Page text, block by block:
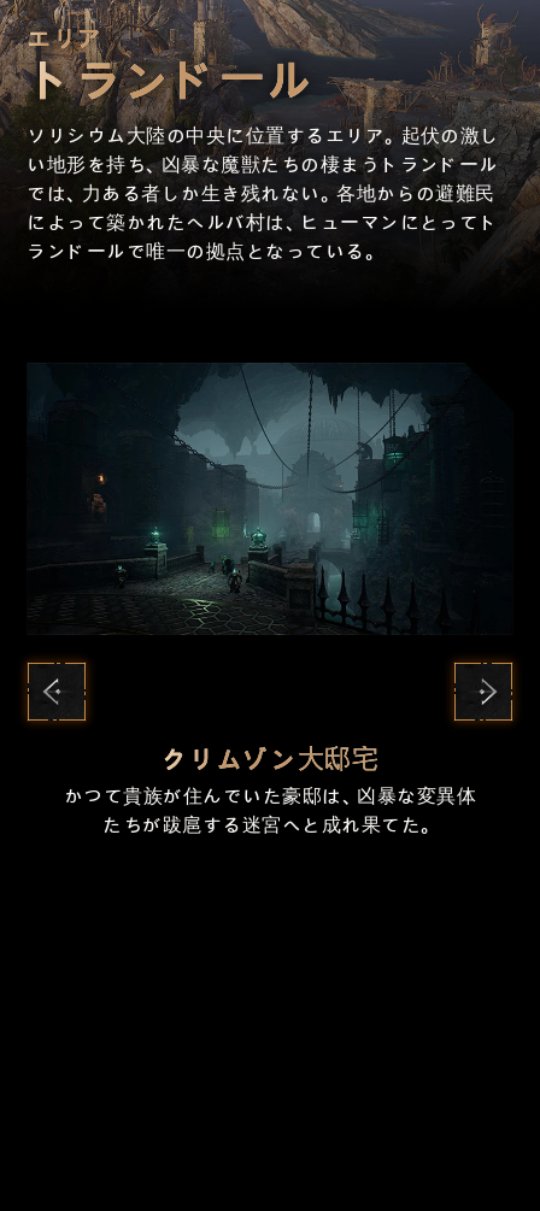
エリア
トランドール
ソリシウム大陸の中央に位置するエリア。起伏の激し
い地形を持ち、凶暴な魔獣たちの棲まうトランドール
では、力ある者しか生き残れない。各地からの避難民
によって築かれたヘルバ村は、ヒューマンにとってト
ランドールで唯一の拠点となっている。
クリムゾン大邸宅
かつて貴族が住んでいた豪邸は、凶暴な変異体
たちが跋扈する迷宮へと成れ果てた。
ヒューマンたちの憎しみによって歪められた
ドワーフの要塞。駐屯地を治めるボニアは、ア
無数にある広間はどれも荒れ果てており、人間
性と引き換えにノーンの力を得た「いばら騎士
赤い霧の立ち込める死の沼地。恐ろしい変異体
が生息しており、レジスタンスの兵士たちとの
エルフの聖祭が行われた森。その儀式の途中
で、欲深きオーガによって魂が奪われてしまっ